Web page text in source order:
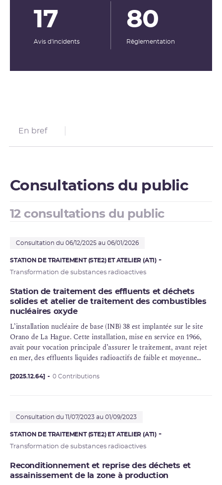
17
Avis d'incidents
80
Rêglementation
En bref
Consultations du public
12 consultations du public
Consultation du 06/12/2025 au 06/01/2026
STATION DE TRAITEMENT (STE2) ET ATELIER (AT1)
Transformation de substances radioactives
Station de traitement des effluents et déchets
solides et atelier de traitement des combustibles
nucléaires oxyde
L’installation nucléaire de base(INB) 38 est implantée sur le site
Orano de La Hague. Cette installation, mise en service en 1966,
avait pour vocation principale d’assurer le traitement, avant rejet
en mer, des effluents liquides radioactifs de faible et moyenne
400», et d’assurer également l’
[2025.12.64] 0 Contributions
Consultation du 11/07/2023 au 01/09/2023
STATION DE TRAITEMENT (STE2) ET ATELIER (AT1)
Transformation de substances radioactives
Reconditionnement et reprise des déchets et
assainissement de la zone à production